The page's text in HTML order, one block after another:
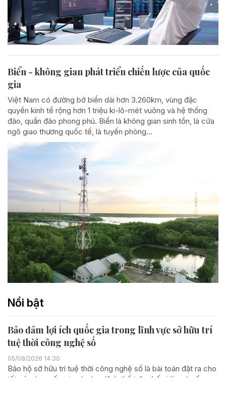
Biển - không gian phát triển chiến lược của quốc
gia
Việt Nam có đường bờ biển dài hơn 3.260km, vùng đặc
quyền kinh tế rộng hơn 1 triệu ki-lô-mét vuông và hệ thống
đảo, quần đảo phong phú. Biển là không gian sinh tồn, là cửa
ngõ giao thương quốc tế, là tuyến phòng...
Nổi bật
Bảo đảm lợi ích quốc gia trong lĩnh vực sở hữu trí
tuệ thời công nghệ số
05/08/2026 14:30
Bảo hộ sở hữu trí tuệ thời công nghệ số là bài toán đặt ra cho
tất cả các quốc gia và vùng lãnh thổ trên thế giới, mà nếu